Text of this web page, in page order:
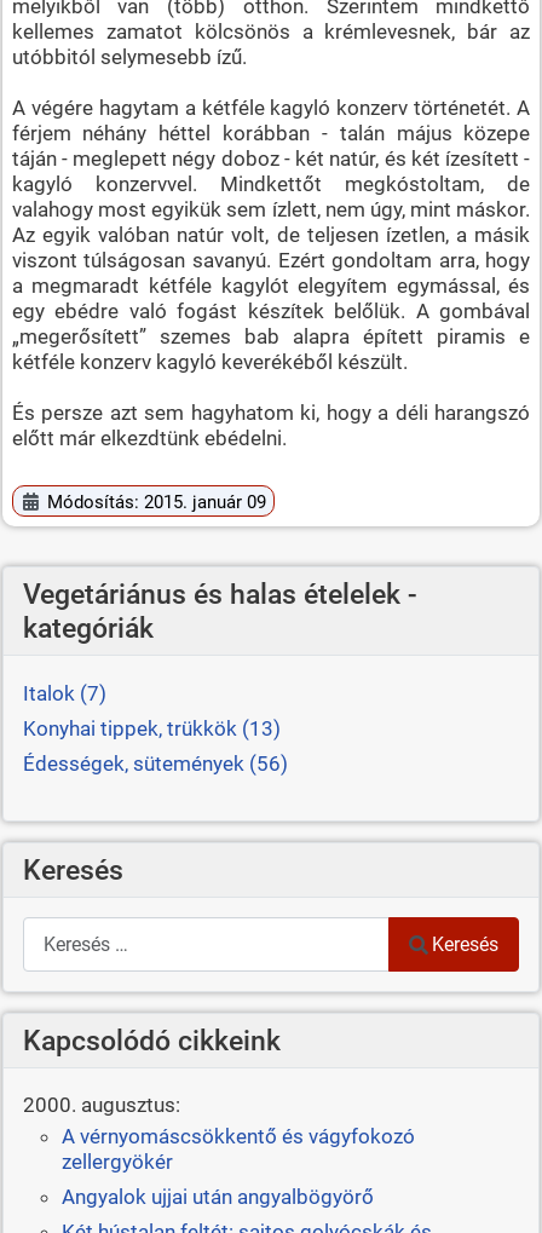
melyikből van (több) otthon. Szerintem mindkettő
kellemes zamatot kölcsönös a krémlevesnek, bár az
utóbbitól selymesebb ízű.
A végére hagytam a kétféle kagyló konzerv történetét. A
férjem néhány héttel korábban - talán május közepe
táján - meglepett négy doboz - két natúr, és két ízesített -
kagyló konzervvel. Mindkettőt megkóstoltam, de
valahogy most egyikük sem ízlett, nem úgy, mint máskor.
Az egyik valóban natúr volt, de teljesen ízetlen, a másik
viszont túlságosan savanyú. Ezért gondoltam arra, hogy
a megmaradt kétféle kagylót elegyítem egymással, és
egy ebédre való fogást készítek belőlük. A gombával
„megerősített” szemes bab alapra épített piramis e
kétféle konzerv kagyló keverékéből készült.
És persze azt sem hagyhatom ki, hogy a déli harangszó
előtt már elkezdtünk ebédelni.
Módosítás: 2015. január 09
Vegetáriánus és halas ételelek -
kategóriák
Italok (7)
Konyhai tippek, trükkök (13)
Édességek, sütemények (56)
Keresés
Keresés
Keresés
Kapcsolódó cikkeink
2000. augusztus:
A vérnyomáscsökkentő és vágyfokozó
zellergyökér
Angyalok ujjai után angyalbögyörő